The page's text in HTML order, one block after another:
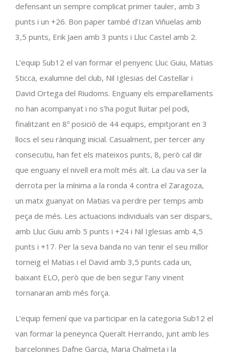
defensant un sempre complicat primer tauler, amb 3
punts i un +26. Bon paper també d’Izan Viñuelas amb
3,5 punts, Erik Jaen amb 3 punts i Lluc Castel amb 2.
L’equip Sub12 el van formar el penyenc Lluc Guiu, Matias
Sticca, exalumne del club, Nil Iglesias del Castellar i
David Ortega del Riudoms. Enguany els emparellaments
no han acompanyat i no s’ha pogut lluitar pel podi,
finalitzant en 8º posició de 44 equips, empitjorant en 3
llocs el seu rànquing inicial. Casualment, per tercer any
consecutiu, han fet els mateixos punts, 8, però cal dir
que enguany el nivell era molt més alt. La clau va ser la
derrota per la mínima a la ronda 4 contra el Zaragoza,
un matx guanyat on Matias va perdre per temps amb
peça de més. Les actuacions individuals van ser dispars,
amb Lluc Guiu amb 5 punts i +24 i Nil Iglesias amb 4,5
punts i +17. Per la seva banda no van tenir el seu millor
torneig el Matias i el David amb 3,5 punts cada un,
baixant ELO, però que de ben segur l’any vinent
tornanaran amb més força.
L’equip femení que va participar en la categoria Sub12 el
van formar la peneynca Queralt Herrando, junt amb les
barcelonines Dafne Garcia, Maria Chalmeta i la